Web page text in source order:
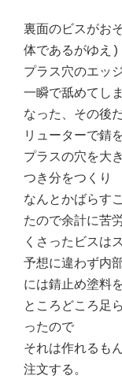
裏面のビスがお
体であるがゆえ)
プラス穴のエッ
一瞬で舐めてし
なった、その後
リューターで錆
プラスの穴を大
つき分をつくり
なんとかばらす
たので余計に苦
くさったビスは
予想に違わず内
には錆止め塗料
ところどころ足
ったので
それは作れるも
注文する。